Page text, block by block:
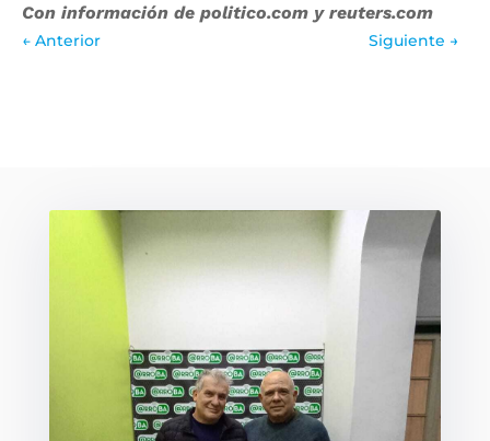
Con información de politico.com y reuters.com
← Anterior Siguiente →